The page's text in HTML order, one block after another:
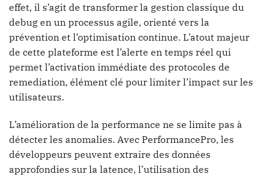
effet, il s’agit de transformer la gestion classique du
debug en un processus agile, orienté vers la
prévention et l’optimisation continue. L’atout majeur
de cette plateforme est l’alerte en temps réel qui
permet l’activation immédiate des protocoles de
remediation, élément clé pour limiter l’impact sur les
utilisateurs.
L’amélioration de la performance ne se limite pas à
détecter les anomalies. Avec PerformancePro, les
développeurs peuvent extraire des données
approfondies sur la latence, l’utilisation des